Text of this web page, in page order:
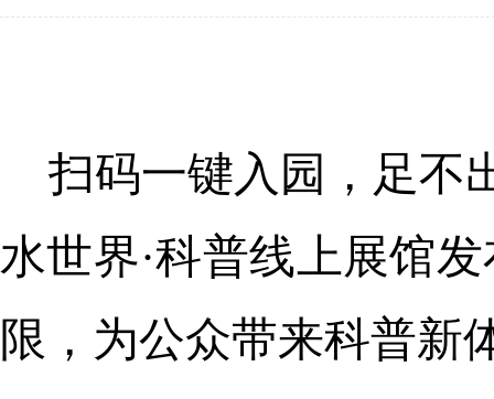
扫码一键入园，足
水世界·科普线上展馆
限，为公众带来科普新